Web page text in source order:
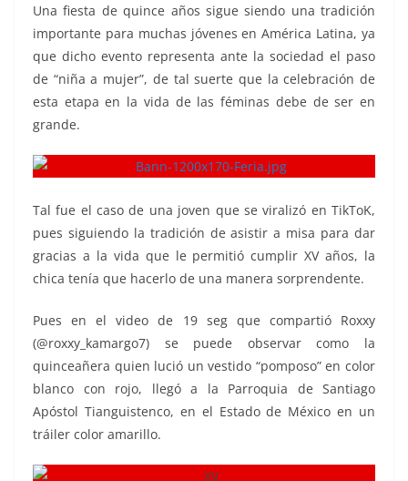
Una fiesta de quince años sigue siendo una tradición
importante para muchas jóvenes en América Latina, ya
que dicho evento representa ante la sociedad el paso
de “niña a mujer”, de tal suerte que la celebración de
esta etapa en la vida de las féminas debe de ser en
grande.
Tal fue el caso de una joven que se viralizó en TikToK,
pues siguiendo la tradición de asistir a misa para dar
gracias a la vida que le permitió cumplir XV años, la
chica tenía que hacerlo de una manera sorprendente.
Pues en el video de 19 seg que compartió Roxxy
(@roxxy_kamargo7) se puede observar como la
quinceañera quien lució un vestido “pomposo” en color
blanco con rojo, llegó a la Parroquia de Santiago
Apóstol Tianguistenco, en el Estado de México en un
tráiler color amarillo.